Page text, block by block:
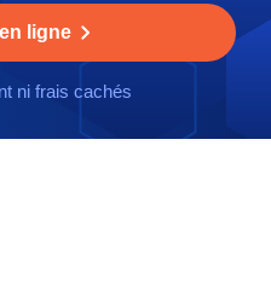
ligne
ni frais cachés